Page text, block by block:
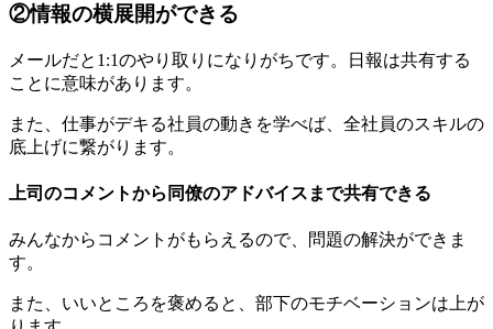
②情報の横展開ができる
メールだと1:1のやり取りになりがちです。日報は共有する
ことに意味があります。
また、仕事がデキる社員の動きを学べば、全社員のスキルの
底上げに繋がります。
上司のコメントから同僚のアドバイスまで共有できる
みんなからコメントがもらえるので、問題の解決ができま
す。
また、いいところを褒めると、部下のモチベーションは上が